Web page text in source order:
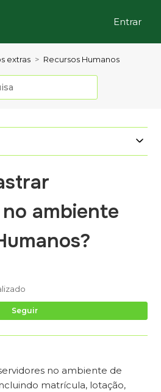
Entrar
extras Recursos Humanos
ambiente
Seguir
no ambiente de
matrícula, lotação,